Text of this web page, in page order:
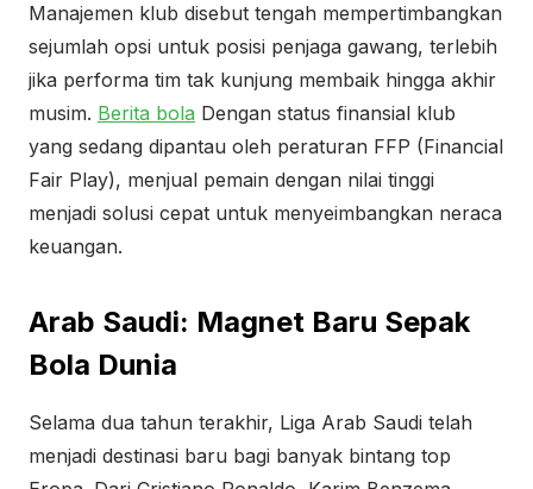
Manajemen klub disebut tengah mempertimbangkan
sejumlah opsi untuk posisi penjaga gawang, terlebih
jika performa tim tak kunjung membaik hingga akhir
musim. Berita bola Dengan status finansial klub
yang sedang dipantau oleh peraturan FFP (Financial
Fair Play), menjual pemain dengan nilai tinggi
menjadi solusi cepat untuk menyeimbangkan neraca
keuangan.
Arab Saudi: Magnet Baru Sepak
Bola Dunia
Selama dua tahun terakhir, Liga Arab Saudi telah
menjadi destinasi baru bagi banyak bintang top